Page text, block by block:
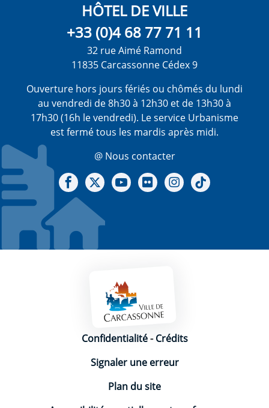
HÔTEL DE VILLE
+33 (0)4 68 77 71 11
32 rue Aimé Ramond
11835 Carcassonne Cédex 9
Ouverture hors jours fériés ou chômés du lundi
au vendredi de 8h30 à 12h30 et de 13h30 à
17h30 (16h le vendredi). Le service Urbanisme
est fermé tous les mardis après midi.
@ Nous contacter
Notre Facebook
Notre X - (twitter)
Notre chaine Youtube
Notre Gallerie sur Flickr
Notre Instagram
Mentions légales
Confidentialité-Crédits
Signaler une erreur
Plan du site